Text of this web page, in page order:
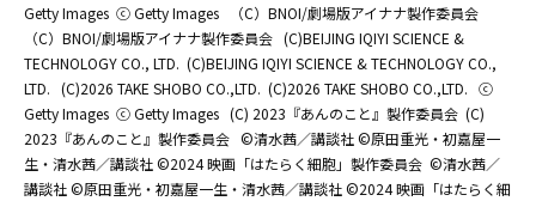
Getty Images ⓒ Getty Images
（C）BNOI/劇場版アイナナ製作委員会
（C）BNOI/劇場版アイナナ製作委員会 (C)BEIJING IQIYI SCIENCE &
TECHNOLOGY CO., LTD. (C)BEIJING IQIYI SCIENCE & TECHNOLOGY CO.,
LTD. (C)2026 TAKE SHOBO CO.,LTD. (C)2026 TAKE SHOBO CO.,LTD. ⓒ
Getty Images ⓒ Getty Images (C) 2023『あんのこと』製作委員会 (C)
2023『あんのこと』製作委員会 ©清水茜／講談社 ©原田重光・初嘉屋一
生・清水茜／講談社 ©2024 映画「はたらく細胞」製作委員会 ©清水茜／
講談社 ©原田重光・初嘉屋一生・清水茜／講談社 ©2024 映画「はたらく細